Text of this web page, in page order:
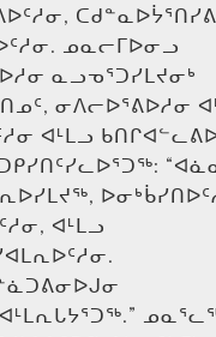
ᓄᓇᓕᒥᐅᓂᓗ
ᓇᓗᓀᕐᑐᓯᒪᔪᓂᒃ
ᓂᐱᓕᐅᕐᕕᐅᓱᓂ
ᐊᒻᒪᓗ
ᐊᒻᒪᓗ